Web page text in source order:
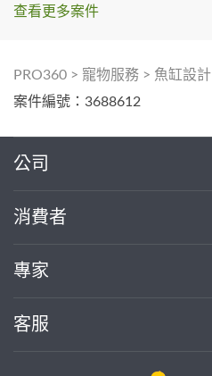
查看更多案件
PRO360 > 寵物服務 > 魚缸設計
案件編號：3688612
公司
消費者
專家
客服